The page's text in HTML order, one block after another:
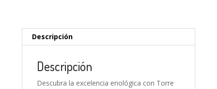
Descripción
Descripción
Descubra la excelencia enológica con Torre